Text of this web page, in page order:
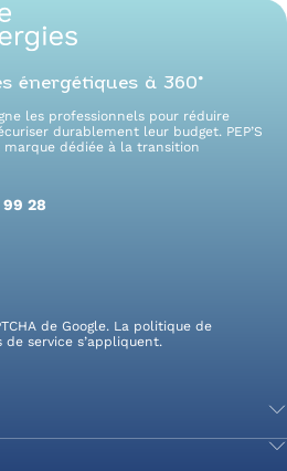
énergétiques à 360°
les professionnels pour réduire
durablement leur budget. PEP’S
dédiée à la transition
28
de Google. La politique de
de service s’appliquent.